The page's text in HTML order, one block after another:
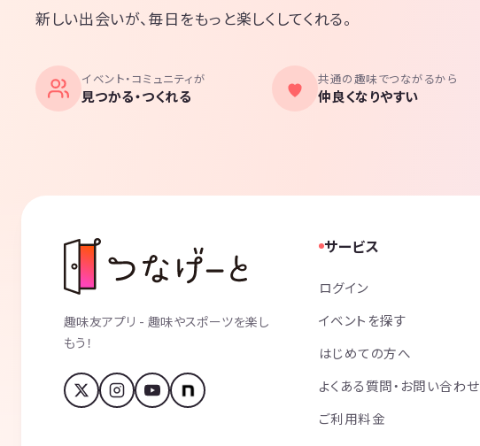
新しい出会いが、毎日をもっと楽しくしてくれる。
イベント・コミュニティが
見つかる・つくれる
共通の趣味でつながるから
仲良くなりやすい
趣味友アプリ - 趣味やスポーツを楽し
もう！
サービス
ログイン
イベントを探す
はじめての方へ
よくある質問・お問い合わせ
ご利用料金